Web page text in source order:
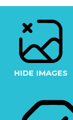
HIDE IMAGES